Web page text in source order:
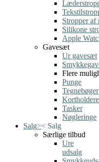
Stropper af
Silikone
Apple
Gavesæt
Ur gavesæt
Flere
Punge
Tegnebøger
Kortholdere
Tasker
Nøgleringe
Salg>< Salg
Særlige tilbud
Ure
udsalg